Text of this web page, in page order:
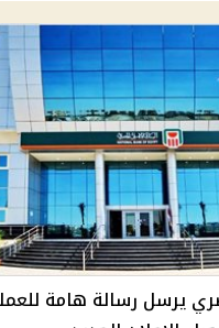
يرسل رسالة هامة